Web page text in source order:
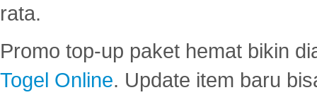
rata.
Promo top-up paket hemat bikin
Togel Online. Update item baru